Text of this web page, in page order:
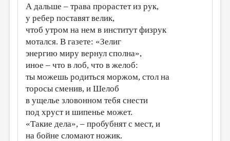
ПРОИЗВЕДЕНИЯ
ПЕРЕВОДЫ
КОНКУРСЫ
ДЕТСКАЯ КОМНАТА
КНИЖНАЯ ПОЛКА
ОБЗОР ЛИТЕРАТУРЫ
СТРАНИЦЫ ПАМЯТИ
ОБЪЯВЛЕНИЯ
А дальше – трава прорастет из рук,
у ребер поставят велик,
чтоб утром на нем в институт физрук
мотался. В газете: «Зелиг
энергию миру вернул сполна»,
иное – что в лоб, что в желоб:
ты можешь родиться моржом, стол на
торосы сменив, и Шелоб
в ущелье зловонном тебя снести
под хруст и шипенье может.
«Такие дела», – пробубнят с мест, и
на бойне сломают ножик.